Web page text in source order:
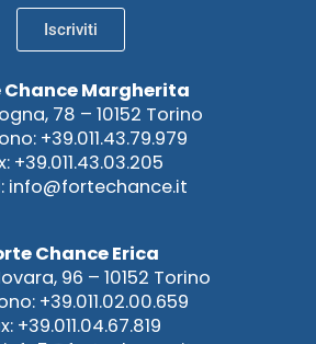
Iscriviti
Chance Margherita
78 – 10152 Torino
+39.011.43.79.979
+39.011.43.03.205
info@fortechance.it
Chance Erica
96 – 10152 Torino
+39.011.02.00.659
+39.011.04.67.819